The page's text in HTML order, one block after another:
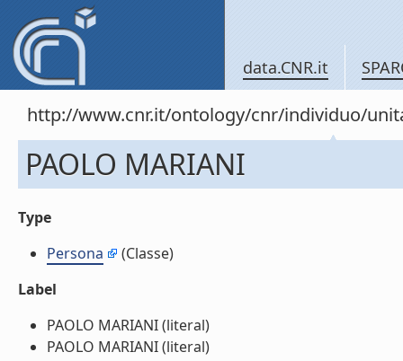
data.CNR.it
http://www.cnr.it/ontology/cnr/individuo/
PAOLO MARIANI
Type
Persona
(Classe)
Label
PAOLO MARIANI (literal)
PAOLO MARIANI (literal)